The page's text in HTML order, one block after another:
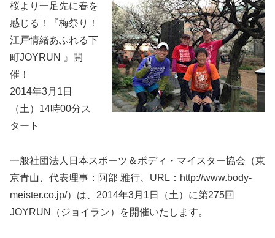
桜より一足先に春を
感じる！『梅祭り！
江戸情緒あふれる下
町JOYRUN 』開
催！
2014年3月1日
（土）14時00分ス
タート
一般社団法人日本スポーツ＆ボディ・マイスター協会（東
京青山、代表理事：阿部 雅行、URL：http://www.body-
meister.co.jp/）は、2014年3月1日（土）に第275回
JOYRUN（ジョイラン）を開催いたします。